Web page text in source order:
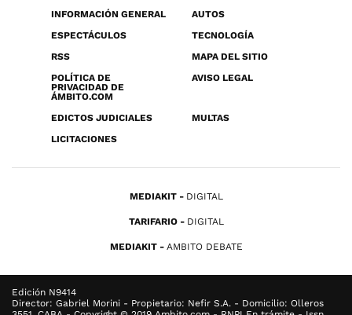
INFORMACIÓN GENERAL
AUTOS
ESPECTÁCULOS
TECNOLOGÍA
RSS
MAPA DEL SITIO
POLÍTICA DE
PRIVACIDAD DE
ÁMBITO.COM
AVISO LEGAL
EDICTOS JUDICIALES
MULTAS
LICITACIONES
MEDIAKIT DIGITAL
TARIFARIO DIGITAL
MEDIAKIT AMBITO DEBATE
Edición N9414
Director: Gabriel Morini - Propietario: Nefir S.A. - Domicilio: Olleros